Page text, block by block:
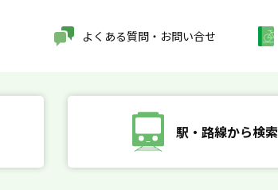
よくある質問・お問い合せ
駅・路線から検索